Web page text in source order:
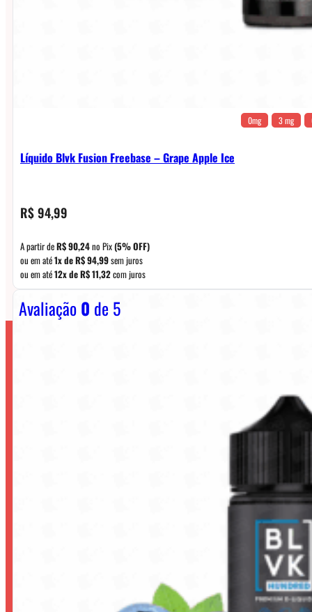
0mg 3 mg
Líquido Blvk Fusion Freebase – Grape Apple Ice
R$94,99
A partir deR$90,24no Pix(5% OFF)
ou em até1x deR$94,99sem juros
ou em até12x deR$11,32com juros
Avaliação0 de 5